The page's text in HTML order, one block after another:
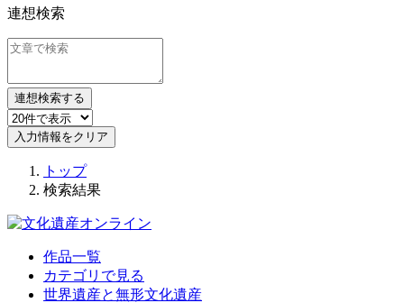
連想検索
連想検索する
入力情報をクリア
トップ
検索結果
作品一覧
カテゴリで見る
世界遺産と無形文化遺産